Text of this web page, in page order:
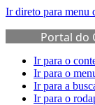
Ir direto para menu
Portal do
de
Ir para o
Ir para o
Ir para a
Ir para o